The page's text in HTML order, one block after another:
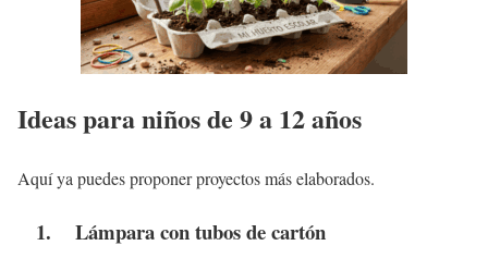
Ideas para niños de 9 a 12 años
Aquí ya puedes proponer proyectos más elaborados.
1. Lámpara con tubos de cartón